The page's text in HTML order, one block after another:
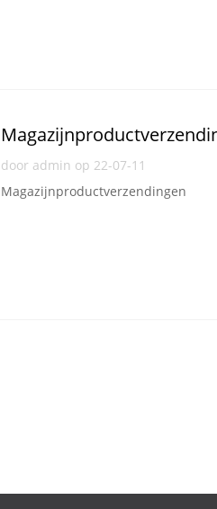
door admin op 22-07-11
Magazijnproductverzendingen